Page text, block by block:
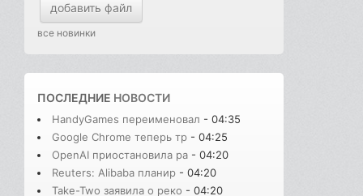
добавить файл
все новинки
ПОСЛЕДНИЕ НОВОСТИ
HandyGames переименовал - 04:35
Google Chrome теперь тр - 04:25
OpenAI приостановила ра - 04:20
Reuters: Alibaba планир - 04:20
Take-Two заявила о реко - 04:20